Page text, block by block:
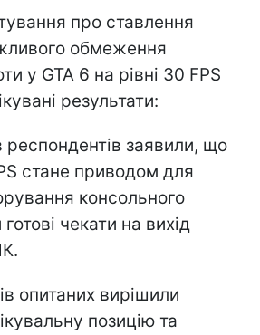
про ставлення
обмеження
у GTA 6 на рівні 30 FPS
результати:
респондентів заявили, що
стане приводом для
консольного
чекати на вихід
опитаних вирішили
позицію та